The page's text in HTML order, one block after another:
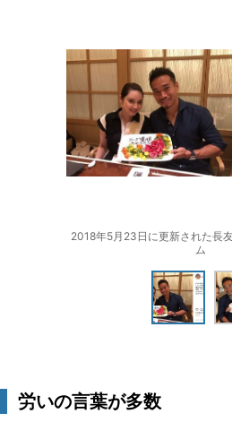
2018年5月23日に更新された長
ム
労いの言葉が多数